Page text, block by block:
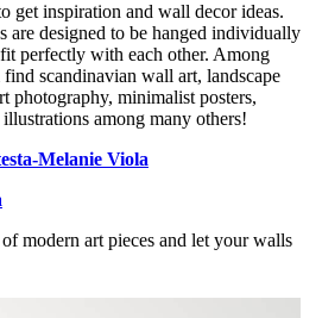
get inspiration and wall decor ideas.
are designed to be hanged individually
perfectly with each other. Among
scandinavian wall art, landscape
photography, minimalist posters,
among many others!
Melanie Viola
modern art pieces and let your walls